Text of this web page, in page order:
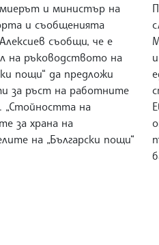
и министър на
и съобщенията
съобщи, че е
на ръководството на
пощи“ да предложи
за ръст на работните
„Стойността на
за храна на
на „Български пощи“